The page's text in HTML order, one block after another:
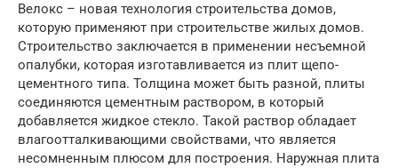
Велокс – новая технология строительства домов,
которую применяют при строительстве жилых домов.
Строительство заключается в применении несъемной
опалубки, которая изготавливается из плит щепо-
цементного типа. Толщина может быть разной, плиты
соединяются цементным раствором, в который
добавляется жидкое стекло. Такой раствор обладает
влагоотталкивающими свойствами, что является
несомненным плюсом для построения. Наружная плита